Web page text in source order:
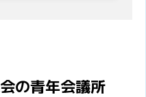
の青年会議所